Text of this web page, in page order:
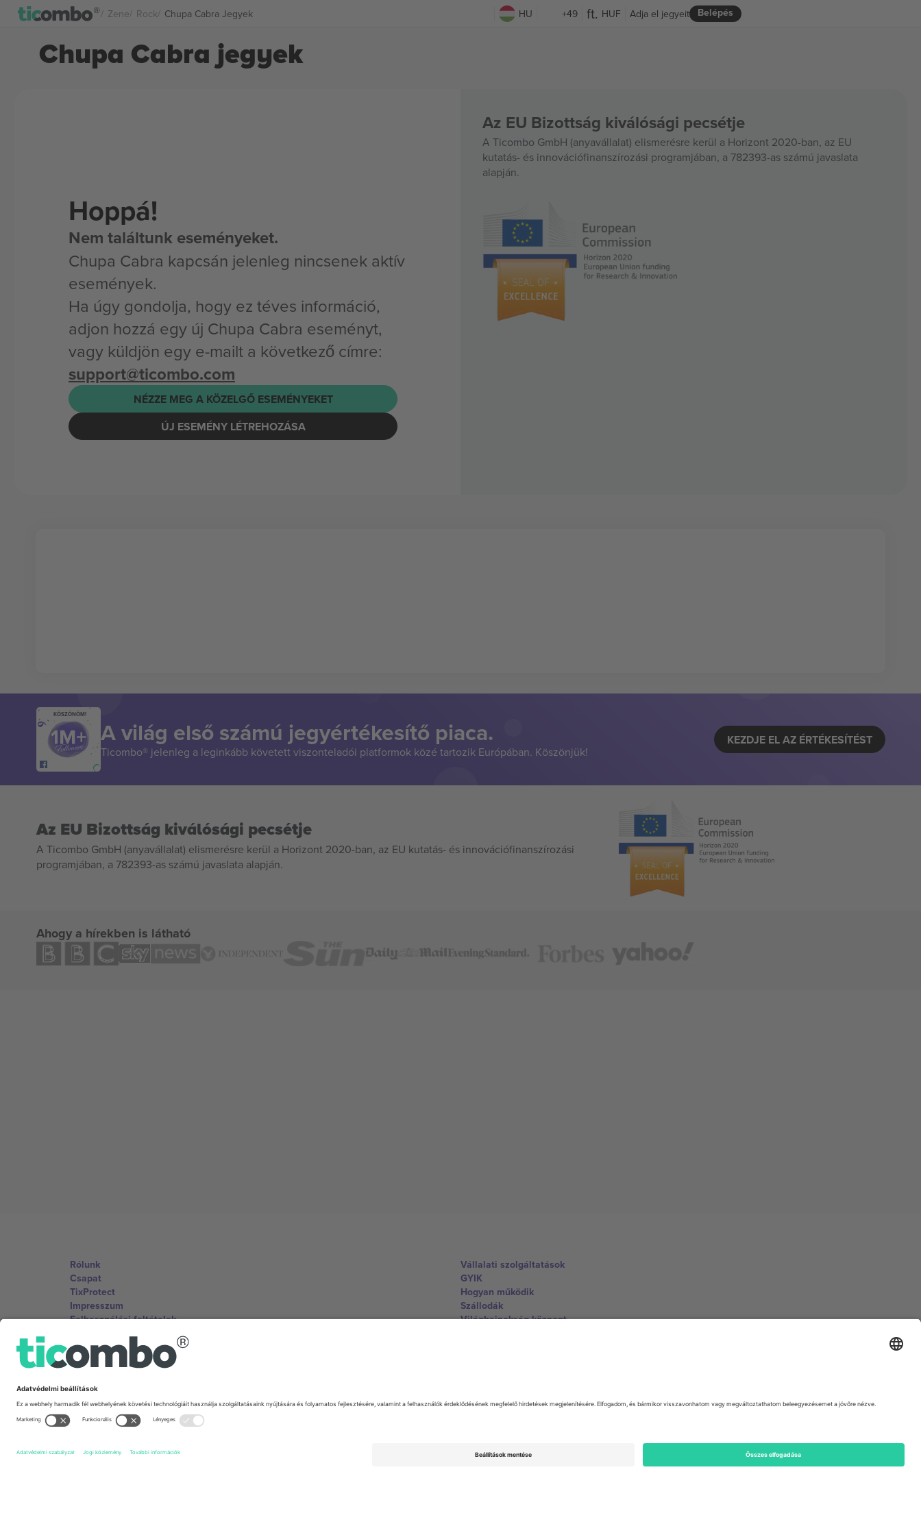
Zene Rock Chupa Cabra Jegyek HU +49 HUF Belépés
Adja el jegyeit
Chupa Cabra jegyek
Hoppá!
Nem találtunk eseményeket.
Chupa Cabra kapcsán jelenleg nincsenek aktív
események.
Ha úgy gondolja, hogy ez téves információ,
adjon hozzá egy új Chupa Cabra eseményt,
vagy küldjön egy e-mailt a következő címre:
support@ticombo.com
NÉZZE MEG A KÖZELGŐ ESEMÉNYEKET
ÚJ ESEMÉNY LÉTREHOZÁSA
Az EU Bizottság kiválósági pecsétje
A Ticombo GmbH (anyavállalat) elismerésre kerül a Horizont 2020-ban, az EU
kutatás- és innovációfinanszírozási programjában, a 782393-as számú javaslata
alapján.
KÖSZÖNÖM!
A világ első számú jegyértékesítő piaca.
Ticombo® jelenleg a leginkább követett viszonteladói platformok közé tartozik Európában. Köszönjük!
KEZDJE EL AZ ÉRTÉKESÍTÉST
Az EU Bizottság kiválósági pecsétje
A Ticombo GmbH (anyavállalat) elismerésre kerül a Horizont 2020-ban, az EU kutatás- és innovációfinanszírozási
programjában, a 782393-as számú javaslata alapján.
Ahogy a hírekben is látható
Rólunk
Csapat
TixProtect
Impresszum
Felhasználási feltételek
Partnerprogram
Vállalati szolgáltatások
GYIK
Hogyan működik
Szállodák
Világbajnokság központ